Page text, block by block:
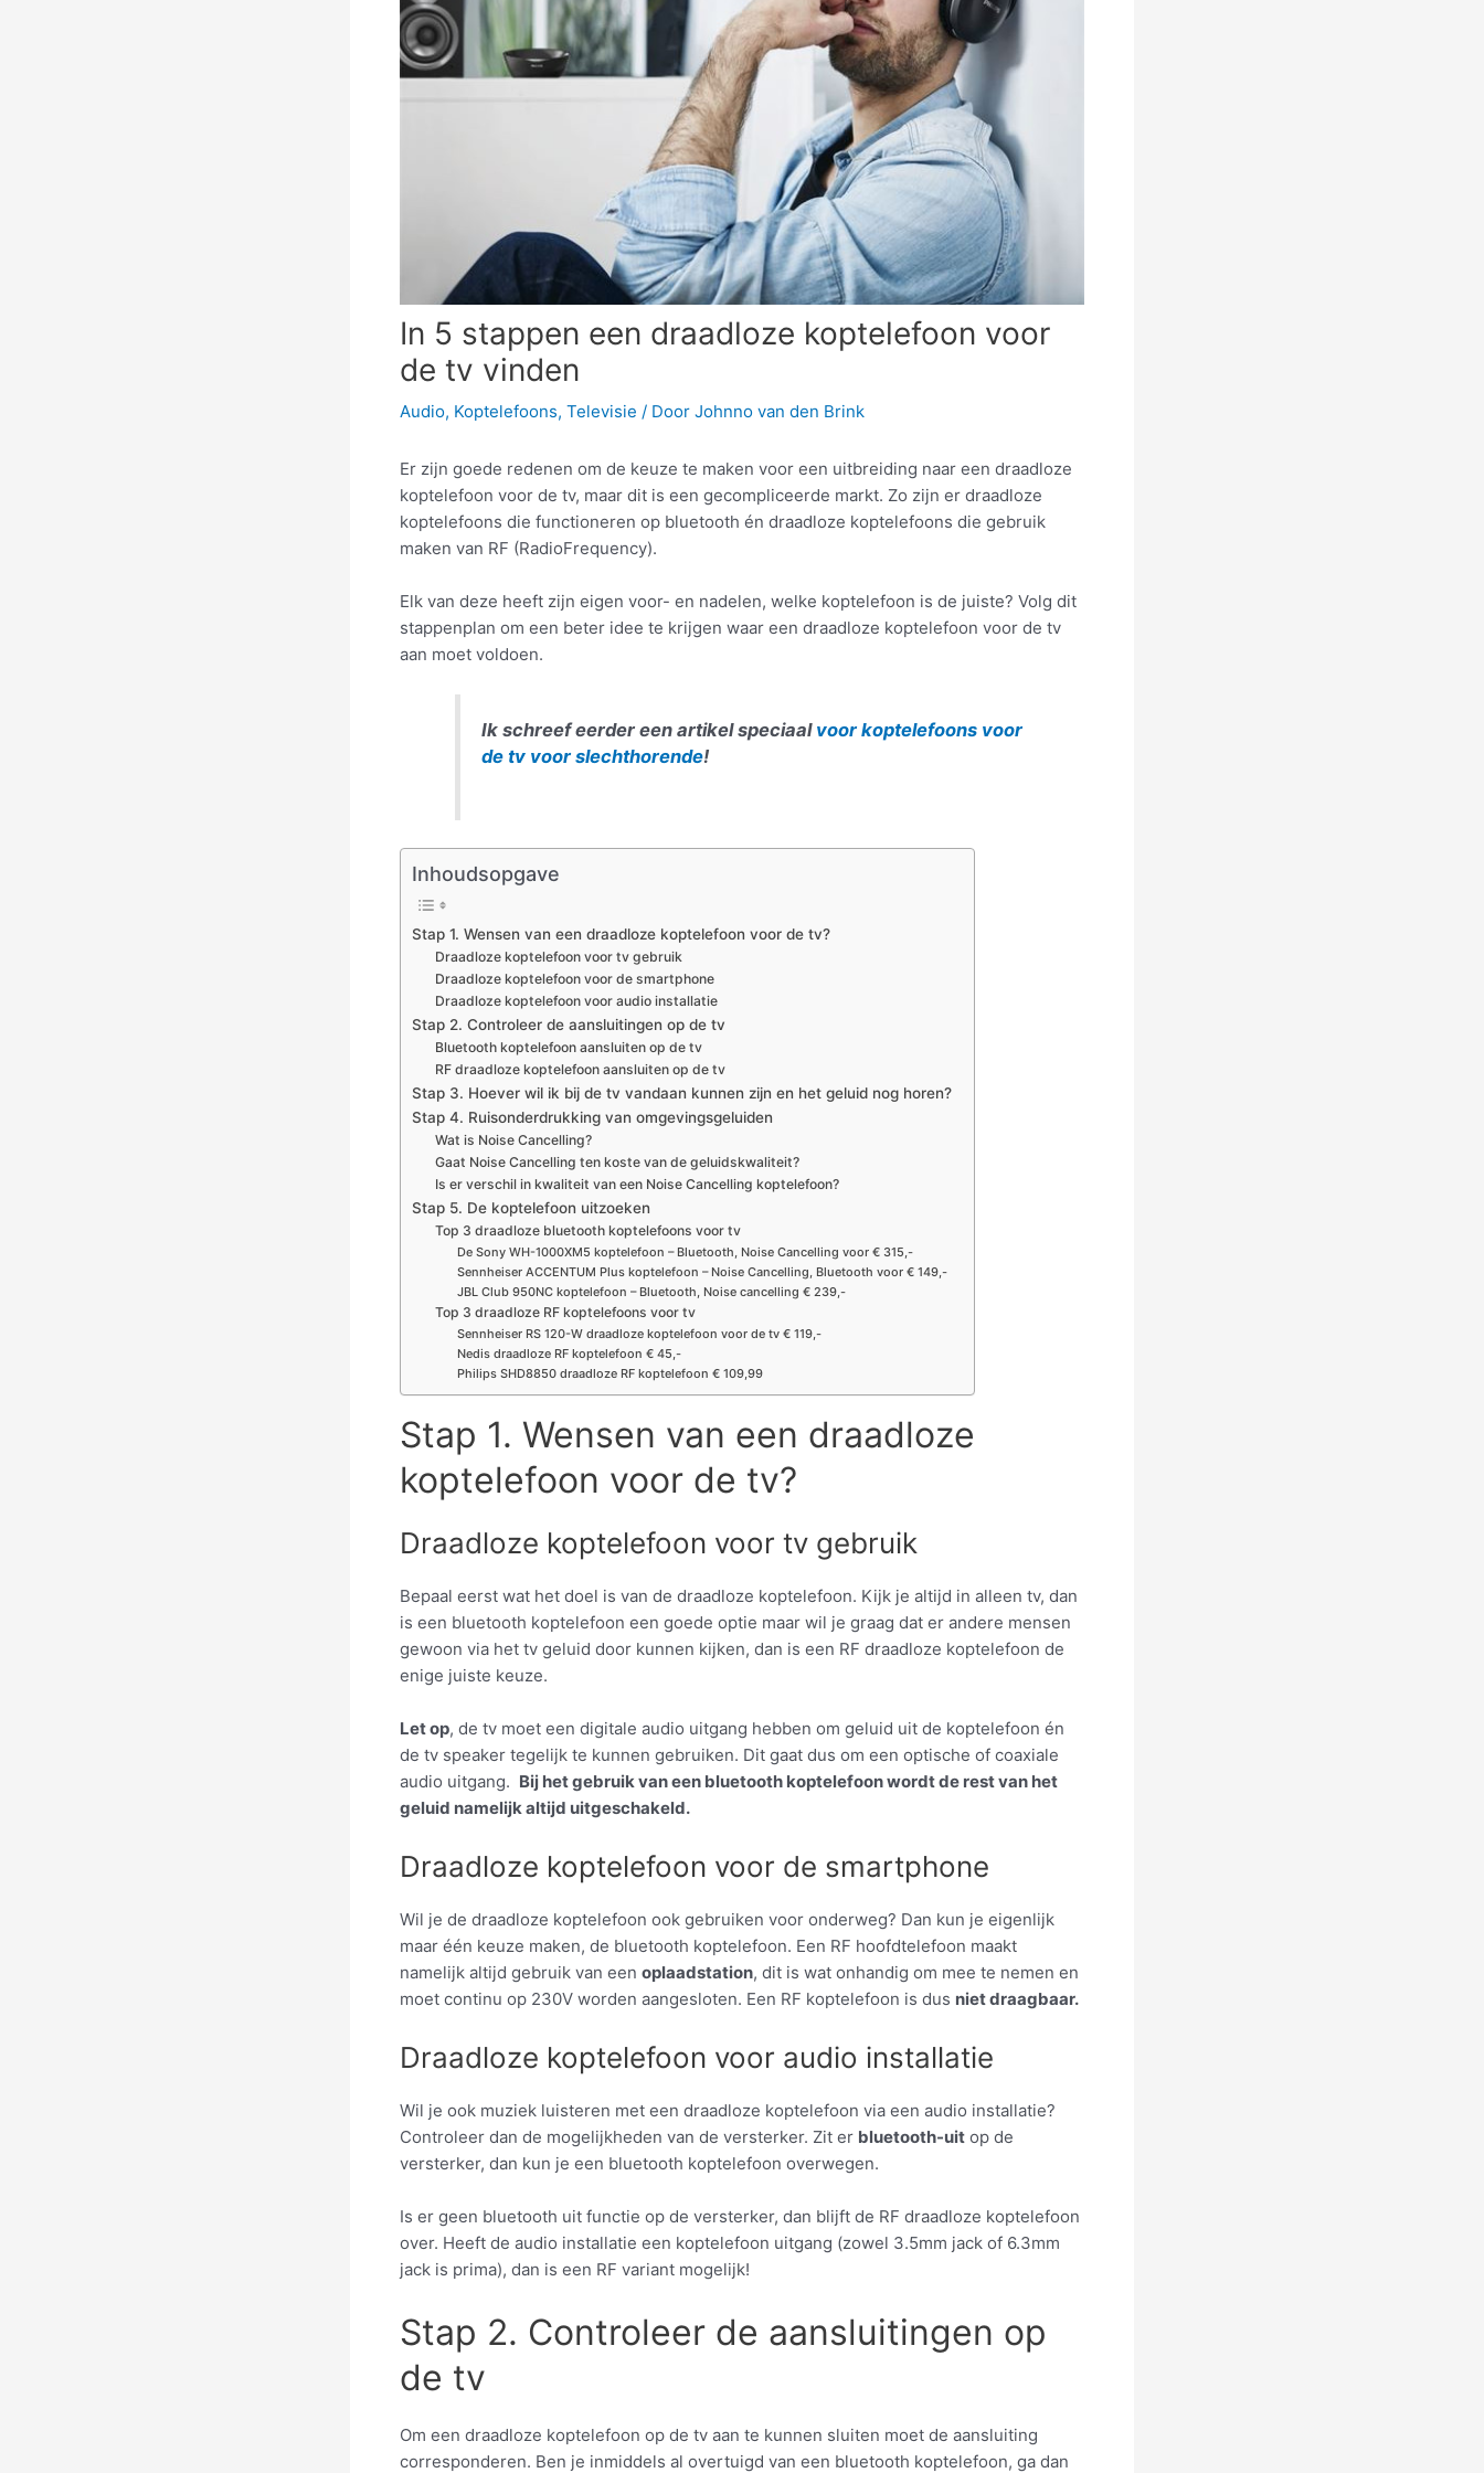
In 5 stappen een draadloze koptelefoon voor
de tv vinden
Audio, Koptelefoons, Televisie / Door Johnno van den Brink
Er zijn goede redenen om de keuze te maken voor een uitbreiding naar een draadloze
koptelefoon voor de tv, maar dit is een gecompliceerde markt. Zo zijn er draadloze
koptelefoons die functioneren op bluetooth én draadloze koptelefoons die gebruik
maken van RF (RadioFrequency).
Elk van deze heeft zijn eigen voor- en nadelen, welke koptelefoon is de juiste? Volg dit
stappenplan om een beter idee te krijgen waar een draadloze koptelefoon voor de tv
aan moet voldoen.
Ik schreef eerder een artikel speciaal voor koptelefoons voor
de tv voor slechthorende!
Inhoudsopgave
Stap 1. Wensen van een draadloze koptelefoon voor de tv?
Draadloze koptelefoon voor tv gebruik
Draadloze koptelefoon voor de smartphone
Draadloze koptelefoon voor audio installatie
Stap 2. Controleer de aansluitingen op de tv
Bluetooth koptelefoon aansluiten op de tv
RF draadloze koptelefoon aansluiten op de tv
Stap 3. Hoever wil ik bij de tv vandaan kunnen zijn en het geluid nog horen?
Stap 4. Ruisonderdrukking van omgevingsgeluiden
Wat is Noise Cancelling?
Gaat Noise Cancelling ten koste van de geluidskwaliteit?
Is er verschil in kwaliteit van een Noise Cancelling koptelefoon?
Stap 5. De koptelefoon uitzoeken
Top 3 draadloze bluetooth koptelefoons voor tv
De Sony WH-1000XM5 koptelefoon – Bluetooth, Noise Cancelling voor € 315,-
Sennheiser ACCENTUM Plus koptelefoon – Noise Cancelling, Bluetooth voor € 149,-
JBL Club 950NC koptelefoon – Bluetooth, Noise cancelling € 239,-
Top 3 draadloze RF koptelefoons voor tv
Sennheiser RS 120-W draadloze koptelefoon voor de tv € 119,-
Nedis draadloze RF koptelefoon € 45,-
Philips SHD8850 draadloze RF koptelefoon € 109,99
Stap 1. Wensen van een draadloze
koptelefoon voor de tv?
Draadloze koptelefoon voor tv gebruik
Bepaal eerst wat het doel is van de draadloze koptelefoon. Kijk je altijd in alleen tv, dan
is een bluetooth koptelefoon een goede optie maar wil je graag dat er andere mensen
gewoon via het tv geluid door kunnen kijken, dan is een RF draadloze koptelefoon de
enige juiste keuze.
Let op, de tv moet een digitale audio uitgang hebben om geluid uit de koptelefoon én
de tv speaker tegelijk te kunnen gebruiken. Dit gaat dus om een optische of coaxiale
audio uitgang. Bij het gebruik van een bluetooth koptelefoon wordt de rest van het
geluid namelijk altijd uitgeschakeld.
Draadloze koptelefoon voor de smartphone
Wil je de draadloze koptelefoon ook gebruiken voor onderweg? Dan kun je eigenlijk
maar één keuze maken, de bluetooth koptelefoon. Een RF hoofdtelefoon maakt
namelijk altijd gebruik van een oplaadstation, dit is wat onhandig om mee te nemen en
moet continu op 230V worden aangesloten. Een RF koptelefoon is dus niet draagbaar.
Draadloze koptelefoon voor audio installatie
Wil je ook muziek luisteren met een draadloze koptelefoon via een audio installatie?
Controleer dan de mogelijkheden van de versterker. Zit er bluetooth-uit op de
versterker, dan kun je een bluetooth koptelefoon overwegen.
Is er geen bluetooth uit functie op de versterker, dan blijft de RF draadloze koptelefoon
over. Heeft de audio installatie een koptelefoon uitgang (zowel 3.5mm jack of 6.3mm
jack is prima), dan is een RF variant mogelijk!
Stap 2. Controleer de aansluitingen op
de tv
Om een draadloze koptelefoon op de tv aan te kunnen sluiten moet de aansluiting
corresponderen. Ben je inmiddels al overtuigd van een bluetooth koptelefoon, ga dan